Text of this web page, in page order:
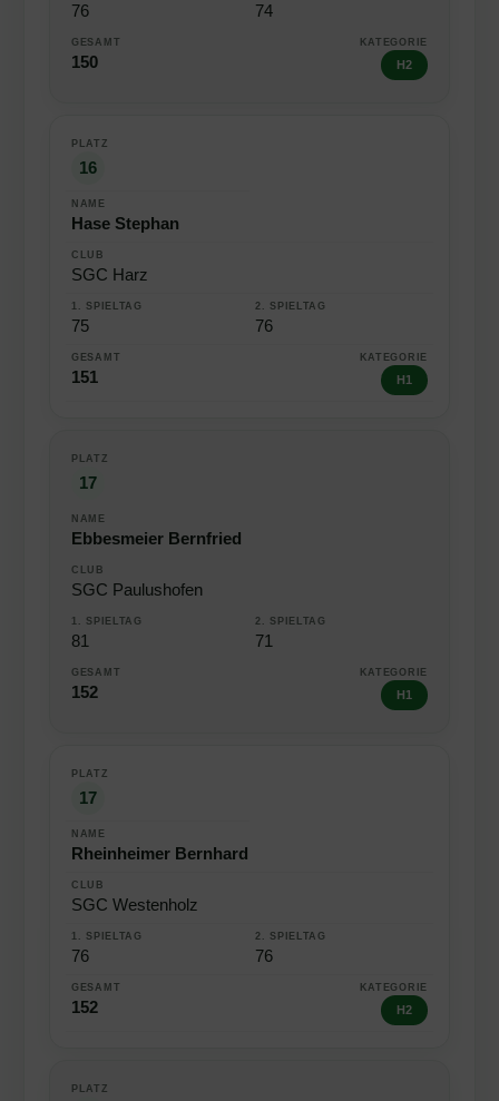
76 74
150 H2
16
Hase Stephan
SGC Harz
75 76
151 H1
17
Ebbesmeier Bernfried
SGC Paulushofen
81 71
152 H1
17
Rheinheimer Bernhard
SGC Westenholz
76 76
152 H2